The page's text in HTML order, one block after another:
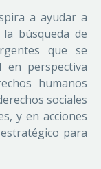
a ayudar a
búsqueda de
que se
en perspectiva
humanos
sociales
y en acciones
para